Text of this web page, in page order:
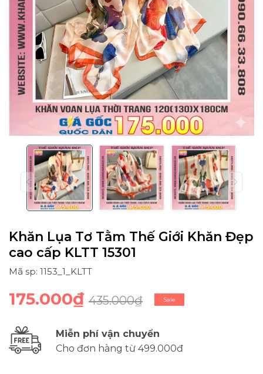
Khăn Lụa Tơ Tằm Thế Giới Khăn Đẹp
cao cấp KLTT 15301
Mã sp: 1153_1_KLTT
175.000₫ 435.000₫ Sale
Miễn phí vận chuyển
Cho đơn hàng từ 499.000đ